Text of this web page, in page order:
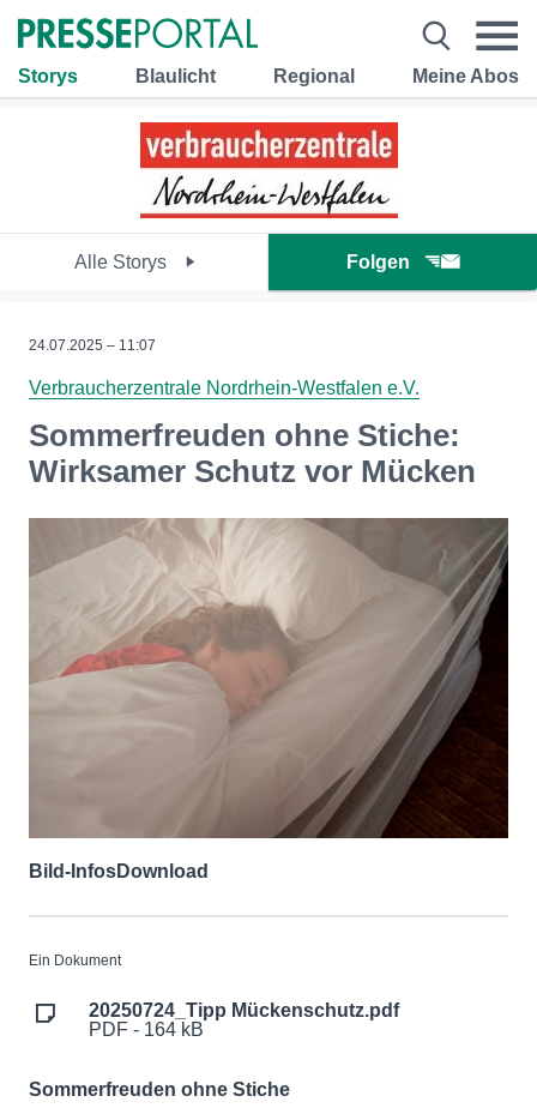
Storys Blaulicht Regional Meine Abos
Alle Storys Folgen
24.07.2025 – 11:07
Verbraucherzentrale Nordrhein-Westfalen e.V.
Sommerfreuden ohne Stiche:
Wirksamer Schutz vor Mücken
Bild-InfosDownload
Ein Dokument
20250724_Tipp Mückenschutz.pdf
PDF - 164 kB
Sommerfreuden ohne Stiche